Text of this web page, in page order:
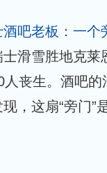
酒吧老板：一个
士滑雪胜地克莱
人丧生。酒吧
，这扇“旁门”